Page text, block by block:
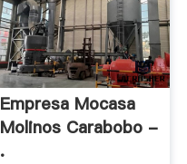
Empresa Mocasa
Molinos Carabobo -
.